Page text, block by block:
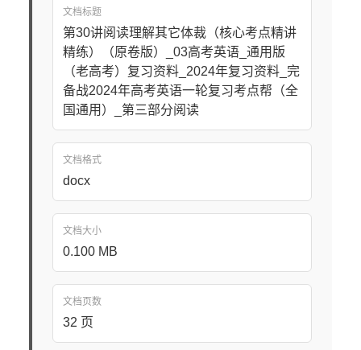
文档标题
第30讲阅读理解其它体裁（核心考点精讲
精练）（原卷版）_03高考英语_通用版
（老高考）复习资料_2024年复习资料_完
备战2024年高考英语一轮复习考点帮（全
国通用）_第三部分阅读
文档格式
docx
文档大小
0.100 MB
文档页数
32 页